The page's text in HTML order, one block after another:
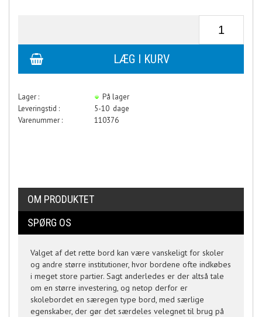
Lager :
På lager
Leveringstid :
5-10 dage
Varenummer :
110376
OM PRODUKTET
SPØRG OS
Valget af det rette bord kan være vanskeligt for skoler
og andre større institutioner, hvor bordene ofte indkøbes
i meget store partier. Sagt anderledes er der altså tale
om en større investering, og netop derfor er
skolebordet en særegen type bord, med særlige
egenskaber, der gør det særdeles velegnet til brug på